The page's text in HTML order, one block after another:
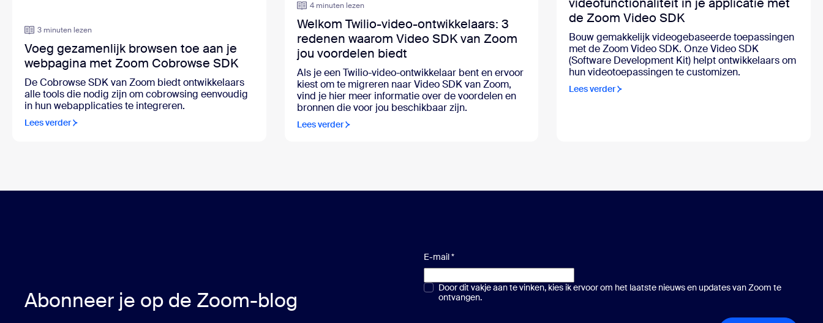
3 minuten lezen
Voeg gezamenlijk browsen toe aan je
webpagina met Zoom Cobrowse SDK
De Cobrowse SDK van Zoom biedt ontwikkelaars
alle tools die nodig zijn om cobrowsing eenvoudig
in hun webapplicaties te integreren.
Lees verder
4 minuten lezen
Welkom Twilio-video-ontwikkelaars: 3
redenen waarom Video SDK van Zoom
jou voordelen biedt
Als je een Twilio-video-ontwikkelaar bent en ervoor
kiest om te migreren naar Video SDK van Zoom,
vind je hier meer informatie over de voordelen en
bronnen die voor jou beschikbaar zijn.
Lees verder
videofunctionaliteit in je applicatie met
de Zoom Video SDK
Bouw gemakkelijk videogebaseerde toepassingen
met de Zoom Video SDK. Onze Video SDK
(Software Development Kit) helpt ontwikkelaars om
hun videotoepassingen te customizen.
Lees verder
Abonneer je op de Zoom-blog
E-mail*
Meerkeuze of één keuze*
Door dit vakje aan te vinken, kies ik ervoor om het laatste nieuws en updates van Zoom te
ontvangen.